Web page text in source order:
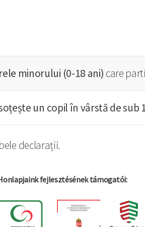
minorului (0-18 ani) care
un copil în vârstă de sub
declarații.
fejlesztésének támogatói: